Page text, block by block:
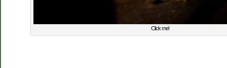
Click me!